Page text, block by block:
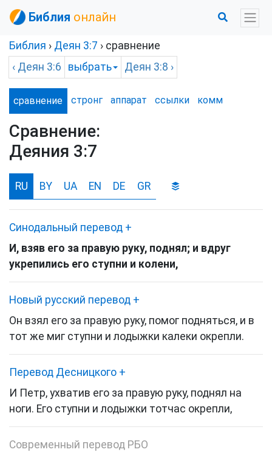
Библия онлайн
Библия › Деян 3:7 › сравнение
‹ Деян 3:6 выбрать Деян 3:8 ›
сравнение стронг аппарат ссылки комм
Сравнение:
Деяния 3:7
RU BY UA EN DE GR
Синодальный перевод +
И, взяв его за правую руку, поднял; и вдруг
укрепились его ступни и колени,
Новый русский перевод +
Он взял его за правую руку, помог подняться, и в
тот же миг ступни и лодыжки калеки окрепли.
Перевод Десницкого +
И Петр, ухватив его за правую руку, поднял на
ноги. Его ступни и лодыжки тотчас окрепли,
Современный перевод РБО